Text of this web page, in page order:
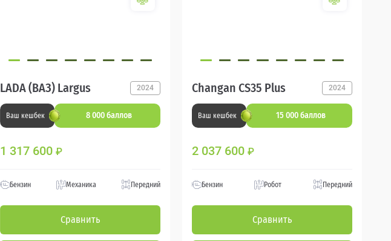
LADA (ВАЗ) Largus 2024
Ваш кешбек 8 000 баллов
1 317 600 ₽
Бензин Механика Передний
Сравнить
Changan CS35 Plus 2024
Ваш кешбек 15 000 баллов
2 037 600 ₽
Бензин Робот Передний
Сравнить